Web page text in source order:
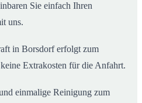
Sie einfach Ihren
uns.
in Borsdorf erfolgt zum
Extrakosten für die Anfahrt.
einmalige Reinigung zum